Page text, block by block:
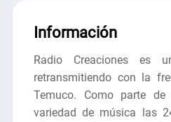
Información
Radio Creaciones es
retransmitiendo con la
Temuco. Como parte
variedad de música las